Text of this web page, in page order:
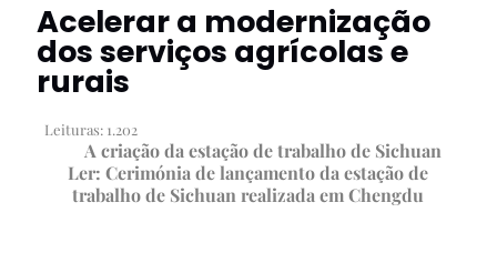
Acelerar a modernização
dos serviços agrícolas e
rurais
Leituras: 1.202
A criação da estação de trabalho de Sichuan
Ler: Cerimónia de lançamento da estação de
trabalho de Sichuan realizada em Chengdu